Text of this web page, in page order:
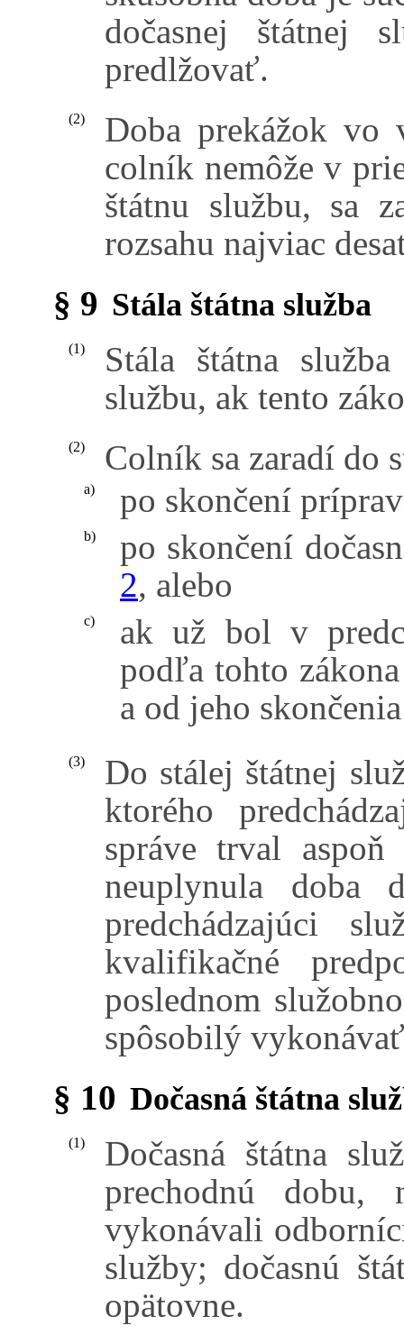
dočasnej štátnej
predlžovať.
(2)
Doba prekážok vo
colník nemôže v
štátnu službu, sa
rozsahu najviac
§ 9 Stála štátna služba
(1)
Stála štátna
službu, ak tento
(2) Colník sa zaradí do
a) po skončení
b)
po skončení
2, alebo
c)
ak už bol v
podľa tohto
a od jeho
(3)
Do stálej štátnej
ktorého
správe trval
neuplynula doba
predchádzajúci
kvalifikačné
poslednom
spôsobilý
§ 10 Dočasná štátna
(1)
Dočasná štátna
prechodnú
vykonávali
služby; dočasnú
opätovne.